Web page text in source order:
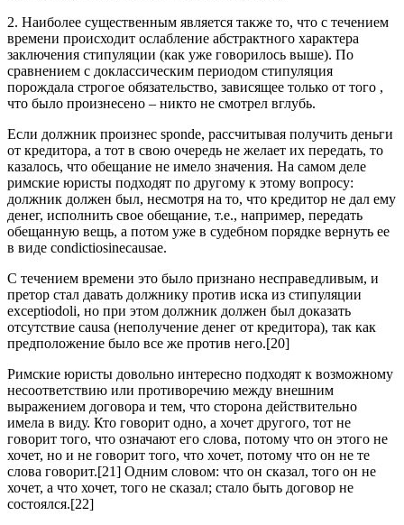
2. Наиболее существенным является также то, что с течением
времени происходит ослабление абстрактного характера
заключения стипуляции (как уже говорилось выше). По
сравнением с доклассическим периодом стипуляция
порождала строгое обязательство, зависящее только от того ,
что было произнесено – никто не смотрел вглубь.
Если должник произнес sponde, рассчитывая получить деньги
от кредитора, а тот в свою очередь не желает их передать, то
казалось, что обещание не имело значения. На самом деле
римские юристы подходят по другому к этому вопросу:
должник должен был, несмотря на то, что кредитор не дал ему
денег, исполнить свое обещание, т.е., например, передать
обещанную вещь, а потом уже в судебном порядке вернуть ее
в виде condictiosinecausae.
С течением времени это было признано несправедливым, и
претор стал давать должнику против иска из стипуляции
exceptiodoli, но при этом должник должен был доказать
отсутствие causa (неполучение денег от кредитора), так как
предположение было все же против него.[20]
Римские юристы довольно интересно подходят к возможному
несоответствию или противоречию между внешним
выражением договора и тем, что сторона действительно
имела в виду. Кто говорит одно, а хочет другого, тот не
говорит того, что означают его слова, потому что он этого не
хочет, но и не говорит того, что хочет, потому что он не те
слова говорит.[21] Одним словом: что он сказал, того он не
хочет, а что хочет, того не сказал; стало быть договор не
состоялся.[22]